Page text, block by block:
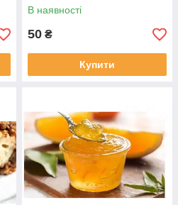
В наявності
50 ₴
Купити